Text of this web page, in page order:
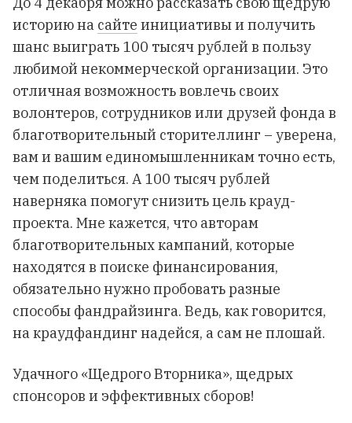
историю на сайте инициативы и получить
шанс выиграть 100 тысяч рублей в пользу
любимой некоммерческой организации. Это
отличная возможность вовлечь своих
волонтеров, сотрудников или друзей фонда в
благотворительный сторителлинг – уверена,
вам и вашим единомышленникам точно есть,
чем поделиться. А 100 тысяч рублей
наверняка помогут снизить цель крауд-
проекта. Мне кажется, что авторам
благотворительных кампаний, которые
находятся в поиске финансирования,
обязательно нужно пробовать разные
способы фандрайзинга. Ведь, как говорится,
на краудфандинг надейся, а сам не плошай.
Удачного «Щедрого Вторника», щедрых
спонсоров и эффективных сборов!